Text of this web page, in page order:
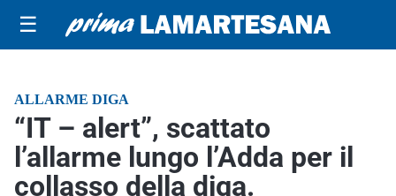
☰
ALLARME DIGA
“IT – alert”, scattato
l’allarme lungo l’Adda per il
collasso della diga.